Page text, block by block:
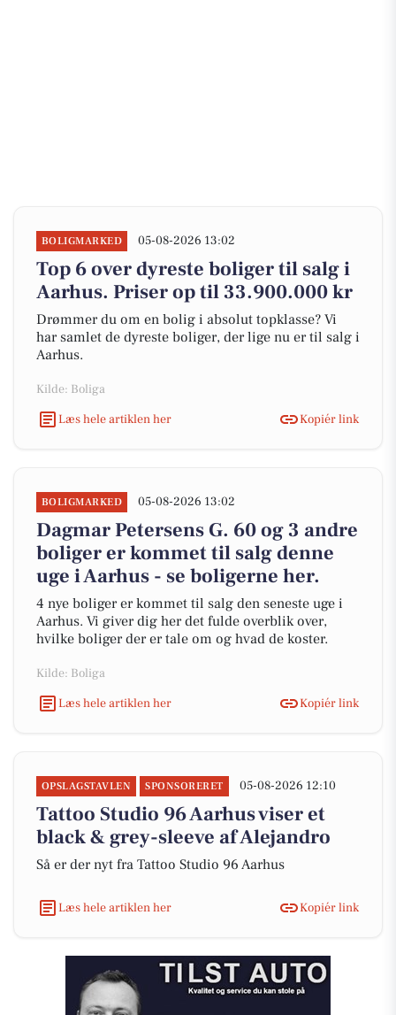
BOLIGMARKED 05-08-2026 13:02
Top 6 over dyreste boliger til salg i
Aarhus. Priser op til 33.900.000 kr
Drømmer du om en bolig i absolut topklasse? Vi
har samlet de dyreste boliger, der lige nu er til salg i
Aarhus.
Kilde: Boliga
Læs hele artiklen her
Kopiér link
BOLIGMARKED 05-08-2026 13:02
Dagmar Petersens G. 60 og 3 andre
boliger er kommet til salg denne
uge i Aarhus - se boligerne her.
4 nye boliger er kommet til salg den seneste uge i
Aarhus. Vi giver dig her det fulde overblik over,
hvilke boliger der er tale om og hvad de koster.
Kilde: Boliga
Læs hele artiklen her
Kopiér link
OPSLAGSTAVLEN SPONSORERET 05-08-2026 12:10
Tattoo Studio 96 Aarhus viser et
black & grey-sleeve af Alejandro
Så er der nyt fra Tattoo Studio 96 Aarhus
Læs hele artiklen her Kopiér link